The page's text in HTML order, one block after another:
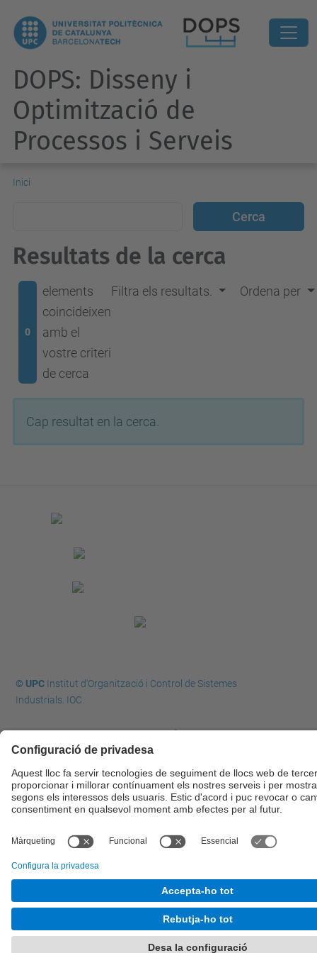
DOPS: Disseny i
Optimització de
Processos i Serveis
Inici
Resultats de la cerca
0
elements
coincideixen
amb el
vostre criteri
de cerca
Filtra els resultats. Ordena per
Cap resultat en la cerca.
© UPCInstitut d'Organització i Control de Sistemes
Industrials. IOC.
Desenvolupat amb
Mapa del lloc
Accessibilitat
Avís legal
Configuració de privadesa